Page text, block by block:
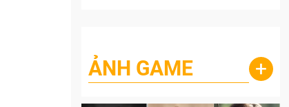
ẢNH GAME +
Lala Croft vừa nóng vừa xinh dưới nét vẽ